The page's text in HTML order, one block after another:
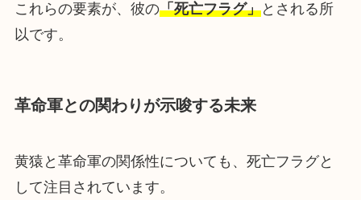
これらの要素が、彼の「死亡フラグ」とされる所
以です。
革命軍との関わりが示唆する未来
黄猿と革命軍の関係性についても、死亡フラグと
して注目されています。